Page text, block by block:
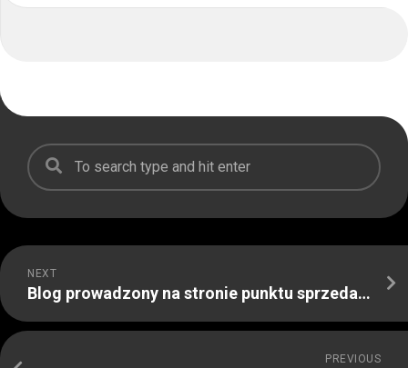
NEXT
Blog prowadzony na stronie punktu sprzedaży DELCASO
PREVIOUS